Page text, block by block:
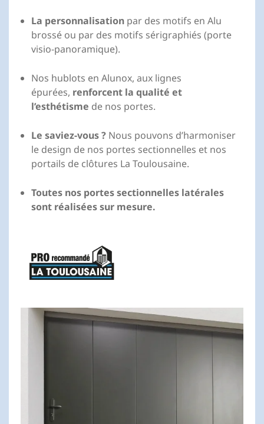
La personnalisation par des motifs en Alu
brossé ou par des motifs sérigraphiés (porte
visio-panoramique).
Nos hublots en Alunox, aux lignes
épurées, renforcent la qualité et
l’esthétisme de nos portes.
Le saviez-vous ? Nous pouvons d’harmoniser
le design de nos portes sectionnelles et nos
portails de clôtures La Toulousaine.
Toutes nos portes sectionnelles latérales
sont réalisées sur mesure.